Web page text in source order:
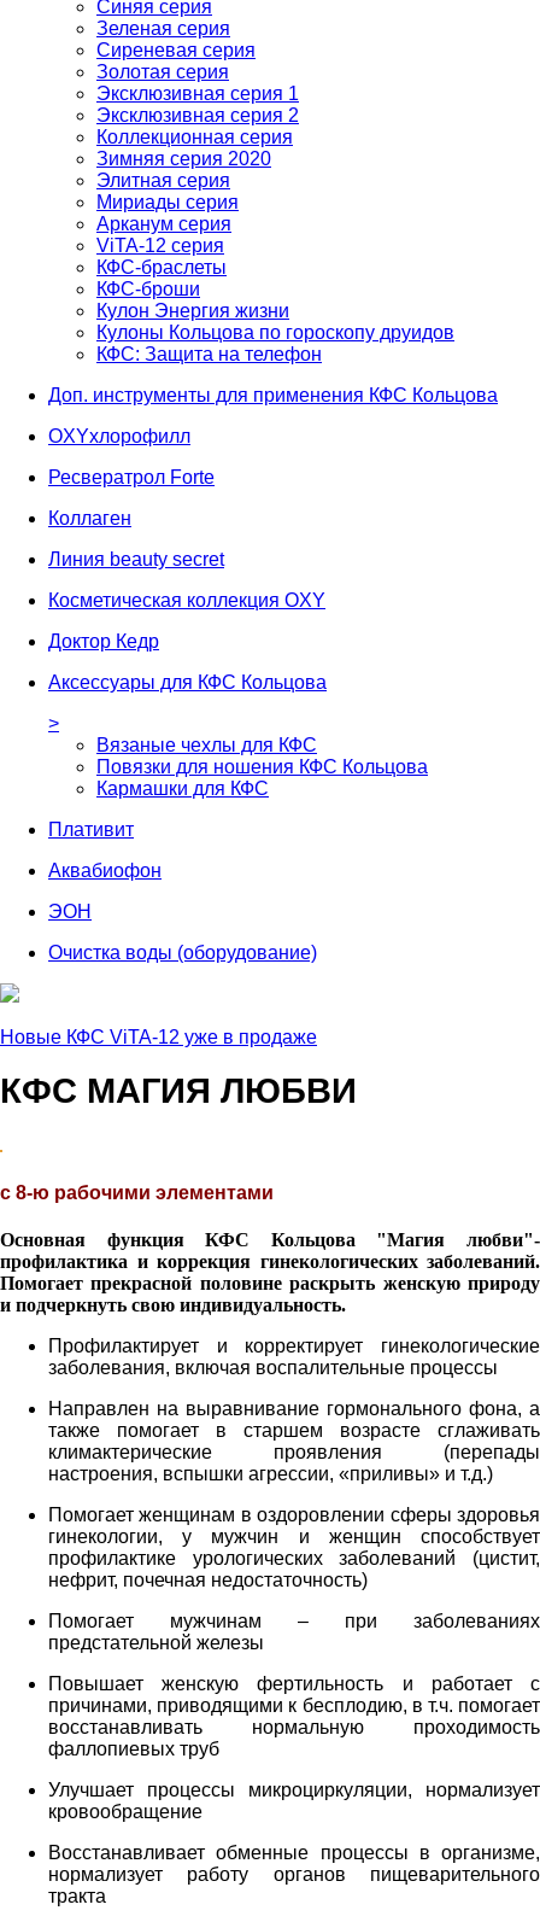
Синяя серия
Зеленая серия
Сиреневая серия
Золотая серия
Эксклюзивная серия 1
Эксклюзивная серия 2
Коллекционная серия
Зимняя серия 2020
Элитная серия
Мириады серия
Арканум серия
ViTA-12 серия
КФС-браслеты
КФС-броши
Кулон Энергия жизни
Кулоны Кольцова по гороскопу друидов
КФС: Защита на телефон
Доп. инструменты для применения КФС Кольцова
OXYхлорофилл
Ресвератрол Forte
Коллаген
Линия beauty secret
Косметическая коллекция OXY
Доктор Кедр
Аксессуары для КФС Кольцова
>
Вязаные чехлы для КФС
Повязки для ношения КФС Кольцова
Кармашки для КФС
Плативит
Аквабиофон
ЭОН
Очистка воды (оборудование)
Новые КФС ViTA-12 уже в продаже
КФС МАГИЯ ЛЮБВИ
с 8-ю рабочими элементами
Основная функция КФС Кольцова "Магия любви"-
профилактика и коррекция гинекологических заболеваний.
Помогает прекрасной половине раскрыть женскую природу
и подчеркнуть свою индивидуальность.
Профилактирует и корректирует гинекологические
заболевания, включая воспалительные процессы
Направлен на выравнивание гормонального фона, а
также помогает в старшем возрасте сглаживать
климактерические проявления (перепады
настроения, вспышки агрессии, «приливы» и т.д.)
Помогает женщинам в оздоровлении сферы здоровья
гинекологии, у мужчин и женщин способствует
профилактике урологических заболеваний (цистит,
нефрит, почечная недостаточность)
Помогает мужчинам – при заболеваниях
предстательной железы
Повышает женскую фертильность и работает с
причинами, приводящими к бесплодию, в т.ч. помогает
восстанавливать нормальную проходимость
фаллопиевых труб
Улучшает процессы микроциркуляции, нормализует
кровообращение
Восстанавливает обменные процессы в организме,
нормализует работу органов пищеварительного
тракта